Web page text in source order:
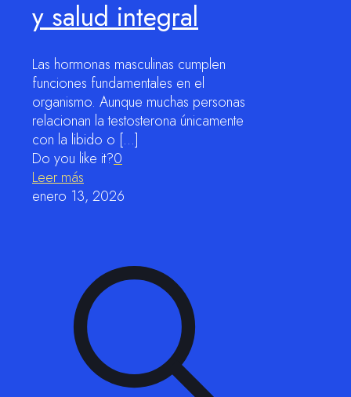
y salud integral
Las hormonas masculinas cumplen
funciones fundamentales en el
organismo. Aunque muchas personas
relacionan la testosterona únicamente
con la libido o […]
Do you like it?0
Leer más
enero 13, 2026